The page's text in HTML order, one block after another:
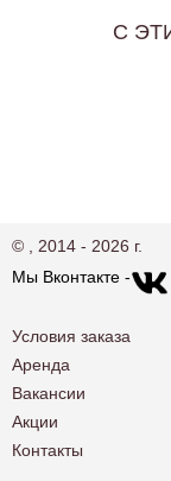
C
© , 2014 - 2026 г.
Мы Вконтакте -
Условия заказа
Аренда
Вакансии
Акции
Контакты